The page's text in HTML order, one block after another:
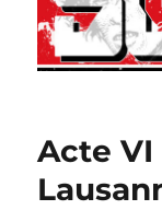
Acte VI